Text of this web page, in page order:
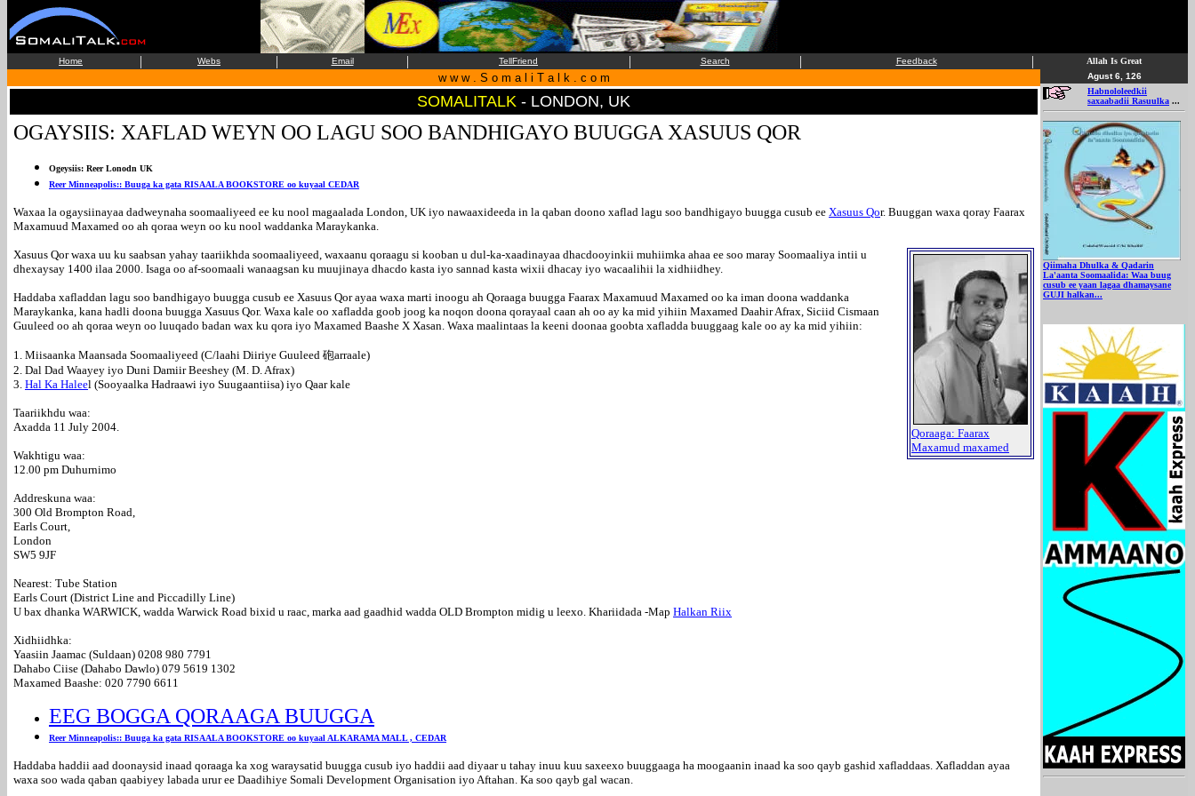
Home | Webs | Email | TellFriend | Search | Feedback |
w w w . S o m a l i T a l k . c o m
SOMALITALK - LONDON, UK
OGAYSIIS: XAFLAD WEYN OO LAGU SOO BANDHIGAYO BUUGGA XASUUS QOR
Ogeysiis: Reer Lonodn UK
Reer Minneapolis:: Buuga ka gata RISAALA BOOKSTORE oo kuyaal CEDAR
Waxaa la ogaysiinayaa dadweynaha soomaaliyeed ee ku nool magaalada London, UK iyo nawaaxideeda in la qaban doono xaflad lagu soo bandhigayo buugga cusub ee Xasuus Qor. Buuggan waxa qoray Faarax
Maxamuud Maxamed oo ah qoraa weyn oo ku nool waddanka Maraykanka.
Qoraaga: Faarax
Maxamud maxamed
Xasuus Qor waxa uu ku saabsan yahay taariikhda soomaaliyeed, waxaanu qoraagu si kooban u dul-ka-xaadinayaa dhacdooyinkii muhiimka ahaa ee soo maray Soomaaliya intii u
dhexaysay 1400 ilaa 2000. Isaga oo af-soomaali wanaagsan ku muujinaya dhacdo kasta iyo sannad kasta wixii dhacay iyo wacaalihii la xidhiidhey.
Haddaba xafladdan lagu soo bandhigayo buugga cusub ee Xasuus Qor ayaa waxa marti inoogu ah Qoraaga buugga Faarax Maxamuud Maxamed oo ka iman doona waddanka
Maraykanka, kana hadli doona buugga Xasuus Qor. Waxa kale oo xafladda goob joog ka noqon doona qorayaal caan ah oo ay ka mid yihiin Maxamed Daahir Afrax, Siciid Cismaan
Guuleed oo ah qoraa weyn oo luuqado badan wax ku qora iyo Maxamed Baashe X Xasan. Waxa maalintaas la keeni doonaa goobta xafladda buuggaag kale oo ay ka mid yihiin:
1. Miisaanka Maansada Soomaaliyeed (C/laahi Diiriye Guuleed 砲arraale)
2. Dal Dad Waayey iyo Duni Damiir Beeshey (M. D. Afrax)
3. Hal Ka Haleel (Sooyaalka Hadraawi iyo Suugaantiisa) iyo Qaar kale
Taariikhdu waa:
Axadda 11 July 2004.
Wakhtigu waa:
12.00 pm Duhurnimo
Addreskuna waa:
300 Old Brompton Road,
Earls Court,
London
SW5 9JF
Nearest: Tube Station
Earls Court (District Line and Piccadilly Line)
U bax dhanka WARWICK, wadda Warwick Road bixid u raac, marka aad gaadhid wadda OLD Brompton midig u leexo. Khariidada -Map Halkan Riix
Xidhiidhka:
Yaasiin Jaamac (Suldaan) 0208 980 7791
Dahabo Ciise (Dahabo Dawlo) 079 5619 1302
Maxamed Baashe: 020 7790 6611
EEG BOGGA QORAAGA BUUGGA
Reer Minneapolis:: Buuga ka gata RISAALA BOOKSTORE oo kuyaal ALKARAMA MALL , CEDAR
Haddaba haddii aad doonaysid inaad qoraaga ka xog waraysatid buugga cusub iyo haddii aad diyaar u tahay inuu kuu saxeexo buuggaaga ha moogaanin inaad ka soo qayb gashid xafladdaas. Xafladdan ayaa
waxa soo wada qaban qaabiyey labada urur ee Daadihiye Somali Development Organisation iyo Aftahan. Ka soo qayb gal wacan.
Allah Is Great
Agust 6, 126
Habnololeedkii
saxaabadii Rasuulka ...
Qiimaha Dhulka & Qadarin
La'aanta Soomaalida: Waa buug
cusub ee yaan lagaa dhamaysane
GUJI halkan...